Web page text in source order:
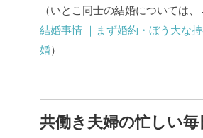
（いとこ同士の結婚については
結婚事情 ｜まず婚約・ぼう大な
婚）
共働き夫婦の忙しい毎